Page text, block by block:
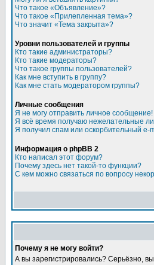
Что такое «Объявление»?
Что такое «Прилепленная тема»?
Что значит «Тема закрыта»?
Уровни пользователей и группы
Кто такие администраторы?
Кто такие модераторы?
Что такое группы пользователей?
Как мне вступить в группу?
Как мне стать модератором группы?
Личные сообщения
Я не могу отправить личное сообщение!
Я всё время получаю нежелательные
Я получил спам или оскорбительный e-
Информация о phpBB 2
Кто написал этот форум?
Почему здесь нет такой-то функции?
С кем можно связаться по вопросу
Почему я не могу войти?
А вы зарегистрировались? Серьёзно,